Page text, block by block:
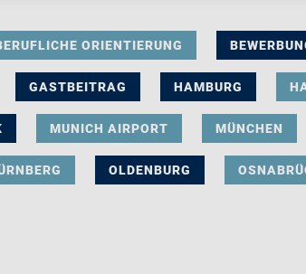
ORIENTIERUNG
GASTBEITRAG HAMBURG
MUNICH AIRPORT MÜNCHEN
OLDENBURG